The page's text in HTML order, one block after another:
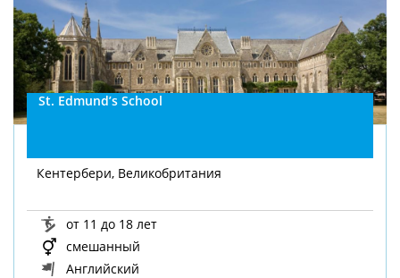
St. Edmund’s School
Кентербери, Великобритания
от 11 до 18 лет
смешанный
Английский